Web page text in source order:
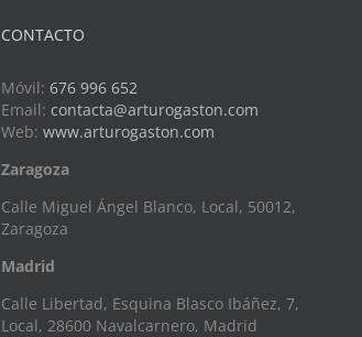
CONTACTO
Móvil: 676 996 652
Email: contacta@arturogaston.com
Web: www.arturogaston.com
Zaragoza
Calle Miguel Ángel Blanco, Local, 50012,
Zaragoza
Madrid
Calle Libertad, Esquina Blasco Ibáñez, 7,
Local, 28600 Navalcarnero, Madrid